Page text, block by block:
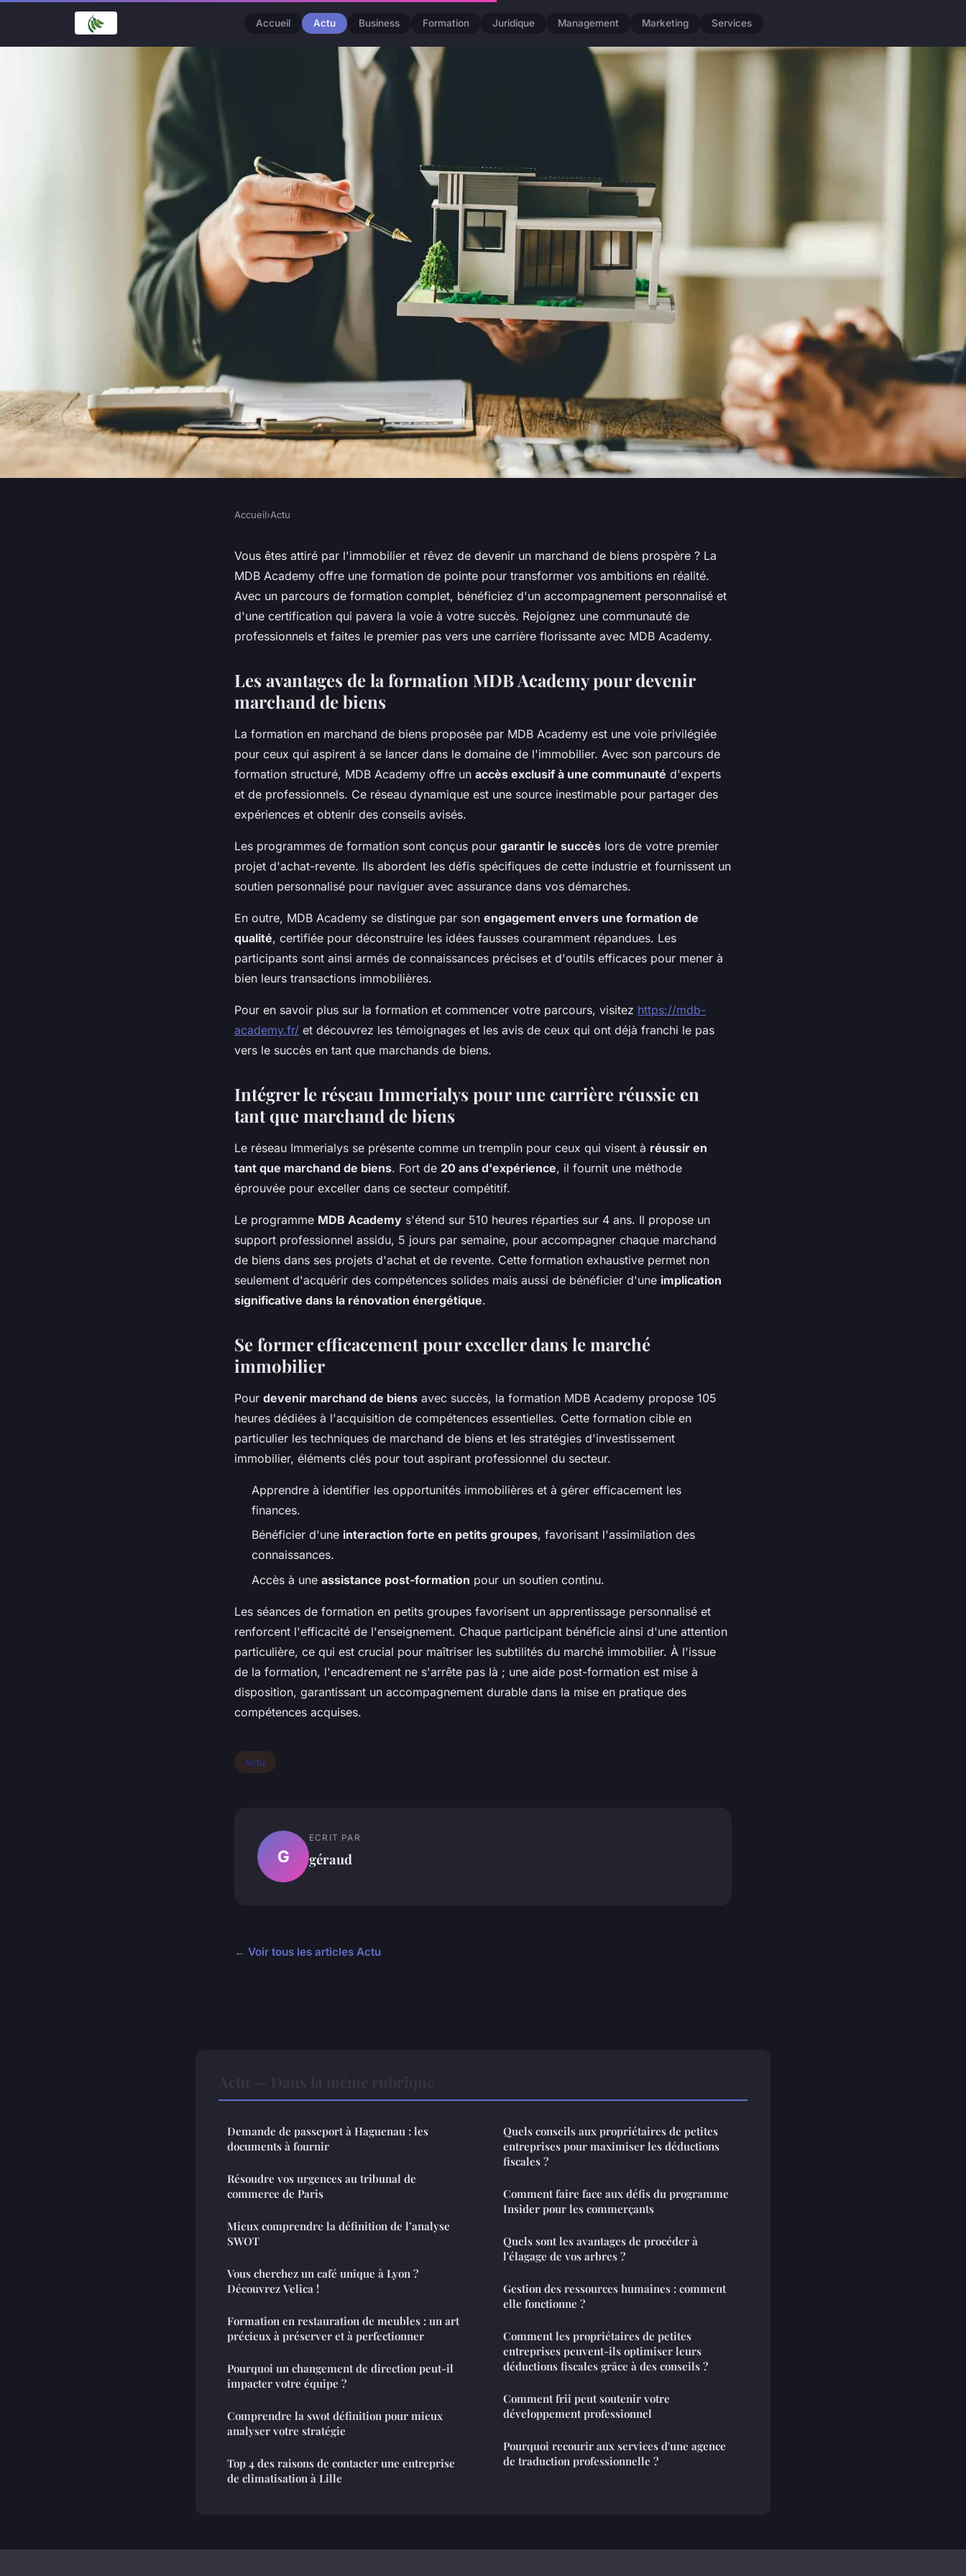
Accueil Actu Business Formation Juridique Management Marketing Services
Transformez-vous en un marchand de
biens prospère grâce à la mdb
Accueil›Actu
Vous êtes attiré par l'immobilier et rêvez de devenir un marchand de biens prospère ? La
MDB Academy offre une formation de pointe pour transformer vos ambitions en réalité.
Avec un parcours de formation complet, bénéficiez d'un accompagnement personnalisé et
d'une certification qui pavera la voie à votre succès. Rejoignez une communauté de
professionnels et faites le premier pas vers une carrière florissante avec MDB Academy.
Les avantages de la formation MDB Academy pour devenir
marchand de biens
La formation en marchand de biens proposée par MDB Academy est une voie privilégiée
pour ceux qui aspirent à se lancer dans le domaine de l'immobilier. Avec son parcours de
formation structuré, MDB Academy offre un accès exclusif à une communauté d'experts
et de professionnels. Ce réseau dynamique est une source inestimable pour partager des
expériences et obtenir des conseils avisés.
Les programmes de formation sont conçus pour garantir le succès lors de votre premier
projet d'achat-revente. Ils abordent les défis spécifiques de cette industrie et fournissent un
soutien personnalisé pour naviguer avec assurance dans vos démarches.
En outre, MDB Academy se distingue par son engagement envers une formation de
qualité, certifiée pour déconstruire les idées fausses couramment répandues. Les
participants sont ainsi armés de connaissances précises et d'outils efficaces pour mener à
bien leurs transactions immobilières.
Pour en savoir plus sur la formation et commencer votre parcours, visitez https://mdb-
academy.fr/ et découvrez les témoignages et les avis de ceux qui ont déjà franchi le pas
vers le succès en tant que marchands de biens.
Intégrer le réseau Immerialys pour une carrière réussie en
tant que marchand de biens
Le réseau Immerialys se présente comme un tremplin pour ceux qui visent à réussir en
tant que marchand de biens. Fort de 20 ans d'expérience, il fournit une méthode
éprouvée pour exceller dans ce secteur compétitif.
Le programme MDB Academy s'étend sur 510 heures réparties sur 4 ans. Il propose un
support professionnel assidu, 5 jours par semaine, pour accompagner chaque marchand
de biens dans ses projets d'achat et de revente. Cette formation exhaustive permet non
seulement d'acquérir des compétences solides mais aussi de bénéficier d'une implication
significative dans la rénovation énergétique.
Se former efficacement pour exceller dans le marché
immobilier
Pour devenir marchand de biens avec succès, la formation MDB Academy propose 105
heures dédiées à l'acquisition de compétences essentielles. Cette formation cible en
particulier les techniques de marchand de biens et les stratégies d'investissement
immobilier, éléments clés pour tout aspirant professionnel du secteur.
Apprendre à identifier les opportunités immobilières et à gérer efficacement les
finances.
Bénéficier d'une interaction forte en petits groupes, favorisant l'assimilation des
connaissances.
Accès à une assistance post-formation pour un soutien continu.
Les séances de formation en petits groupes favorisent un apprentissage personnalisé et
renforcent l'efficacité de l'enseignement. Chaque participant bénéficie ainsi d'une attention
particulière, ce qui est crucial pour maîtriser les subtilités du marché immobilier. À l'issue
de la formation, l'encadrement ne s'arrête pas là ; une aide post-formation est mise à
disposition, garantissant un accompagnement durable dans la mise en pratique des
compétences acquises.
Actu
G
ECRIT PAR
géraud
← Voir tous les articles Actu
Demande de passeport à Haguenau : les
documents à fournir
Résoudre vos urgences au tribunal de
commerce de Paris
Mieux comprendre la définition de l’analyse
SWOT
Vous cherchez un café unique à Lyon ?
Découvrez Velica !
Formation en restauration de meubles : un art
précieux à préserver et à perfectionner
Pourquoi un changement de direction peut-il
impacter votre équipe ?
Comprendre la swot définition pour mieux
analyser votre stratégie
Top 4 des raisons de contacter une entreprise
de climatisation à Lille
Quels conseils aux propriétaires de petites
entreprises pour maximiser les déductions
fiscales ?
Comment faire face aux défis du programme
Insider pour les commerçants
Quels sont les avantages de procéder à
l'élagage de vos arbres ?
Gestion des ressources humaines : comment
elle fonctionne ?
Comment les propriétaires de petites
entreprises peuvent-ils optimiser leurs
déductions fiscales grâce à des conseils ?
Comment frii peut soutenir votre
développement professionnel
Pourquoi recourir aux services d'une agence
de traduction professionnelle ?